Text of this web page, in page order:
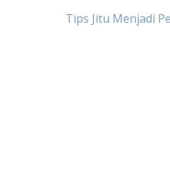
Post
Tips Jitu Menjadi